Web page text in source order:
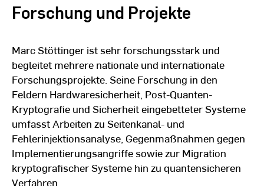
Forschung und Projekte
Marc Stöttinger ist sehr forschungsstark und
begleitet mehrere nationale und internationale
Forschungsprojekte. Seine Forschung in den
Feldern Hardwaresicherheit, Post-Quanten-
Kryptografie und Sicherheit eingebetteter Systeme
umfasst Arbeiten zu Seitenkanal- und
Fehlerinjektionsanalyse, Gegenmaßnahmen gegen
Implementierungsangriffe sowie zur Migration
kryptografischer Systeme hin zu quantensicheren
Verfahren.